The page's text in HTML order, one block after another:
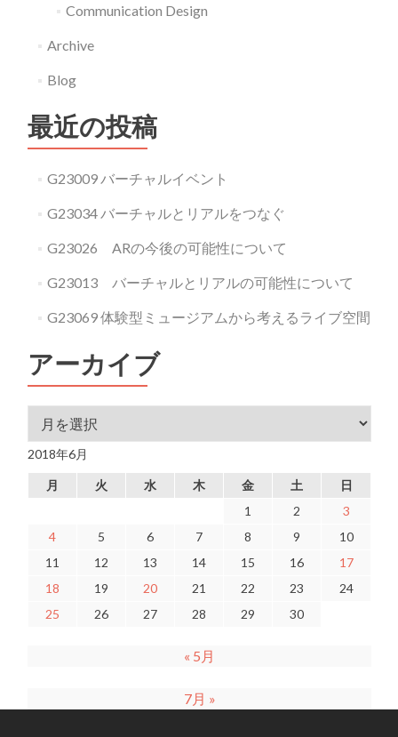
Communication Design
Archive
Blog
最近の投稿
G23009 バーチャルイベント
G23034 バーチャルとリアルをつなぐ
G23026 ARの今後の可能性について
G23013 バーチャルとリアルの可能性について
G23069 体験型ミュージアムから考えるライブ空間
アーカイブ
アーカイブ
2018年6月
月 火 水 木 金 土
日
1
2
3
4
5 6 7 8 9
10
11
12 13 14 15 16
17
18
19 20 21 22 23
24
25
26 27 28 29 30
« 5月
7月 »